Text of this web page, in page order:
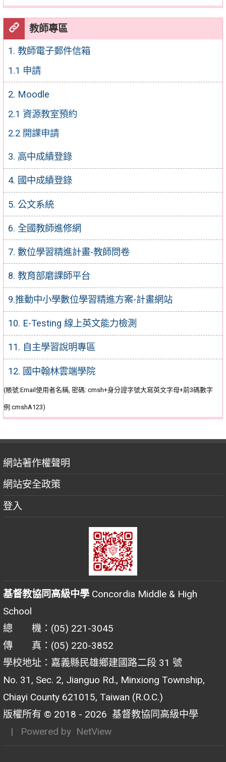
教師專區
1. 教師電子郵件信箱
1.1 申請
2. Moodle
2.1 資源教室預約
2.2 開課申請
3. 高中成績登錄
4. 國中成績登錄
5. 公文系統
6. 全國教師進修網
7. 數位學習精進計畫-教師問卷
8. 教育部磨課師平台
9.推動中小學數位學習精進方案-計畫網站
10. E-Testing 線上英文能力檢測
11. 自主學習說明專區
12. 國中翰林雲端學院
(帳號:Email使用者名稱, 密碼: cmsh+身分證字號大寫英文字母+前3碼數字
例:cmshA123)
網站著作權聲明
網站安全政策
登入
基督教協同高級中學 Concordia Middle & High
School
總 機：(05) 221-3045
傳 真：(05) 220-3852
學校地址：嘉義縣民雄鄉建國路二段 31 號
No. 31, Sec. 2, Jianguo Rd., Minxiong Township,
Chiayi County 621015, Taiwan (R.O.C.)
版權所有 © 2018 - 2026 基督教協同高級中學
| Powered by NetView